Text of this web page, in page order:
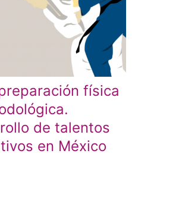
física
de talentos
en México